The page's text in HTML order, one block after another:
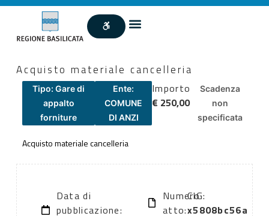
Acquisto materiale cancelleria
Tipo: Gare di
appalto
forniture
Ente:
COMUNE
DI ANZI
Importo
€ 250,00
Scadenza
non
specificata
Acquisto materiale cancelleria
Data di
pubblicazione:
Numero
atto:
CIG:
x5808bc56a